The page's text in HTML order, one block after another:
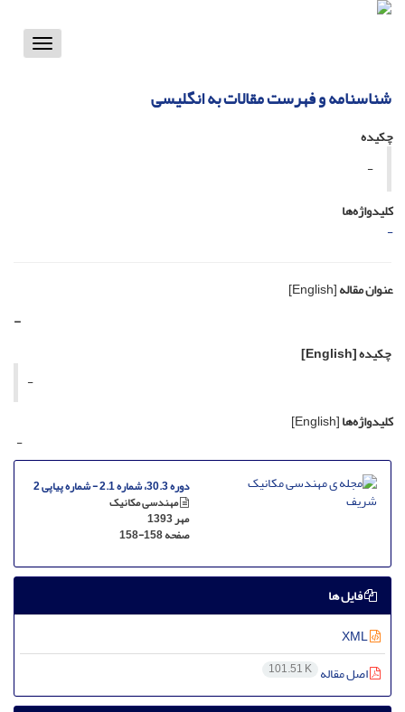
Toggle
شناسنامه و فهرست مقالات به انگلیسی
چکیده
-
کلیدواژه‌ها
-
عنوان مقاله[English]
-
چکیده[English]
-
کلیدواژه‌ها[English]
-
دوره 30.3، شماره 2.1 - شماره پیاپی 2
مهندسی مکانیک
مهر 1393
صفحه158-158
فایل ها
اصل مقاله 101.51 K